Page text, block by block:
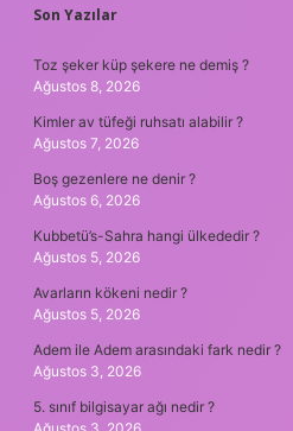
SIDEBAR
Son Yazılar
Toz şeker küp şekere ne demiş ?
Ağustos 8, 2026
Kimler av tüfeği ruhsatı alabilir ?
Ağustos 7, 2026
Boş gezenlere ne denir ?
Ağustos 6, 2026
Kubbetü’s-Sahra hangi ülkededir ?
Ağustos 5, 2026
Avarların kökeni nedir ?
Ağustos 5, 2026
Adem ile Adem arasındaki fark nedir ?
Ağustos 3, 2026
5. sınıf bilgisayar ağı nedir ?